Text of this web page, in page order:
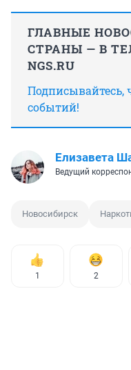
ГЛАВНЫЕ
СТРАНЫ — В
NGS.RU
Подписывайтесь,
событий!
Елизавета
Ведущий
Новосибирск
1 2